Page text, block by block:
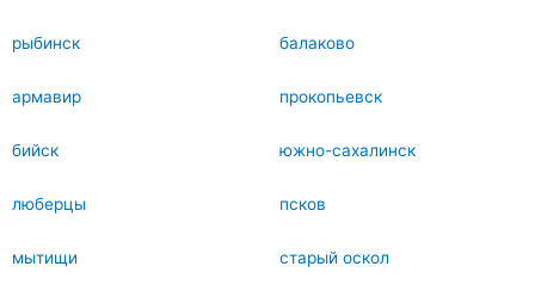
рыбинск балаково
армавир прокопьевск
бийск южно-сахалинск
люберцы псков
мытищи старый оскол